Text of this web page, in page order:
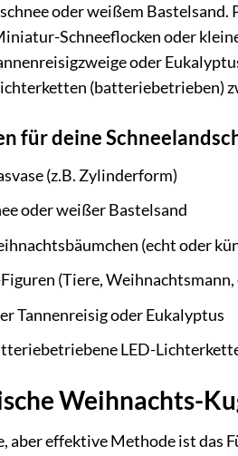
oder weißem
Schneeflocken oder
oder
(batteriebetrieben)
für deine
(z.B. Zylinderform)
oder weißer Bastelsand
(echt oder
(Tiere, Weihnachtsmann,
Tannenreisig oder Eukalyptus
LED-
Weihnachts-
aber effektive Methode ist das